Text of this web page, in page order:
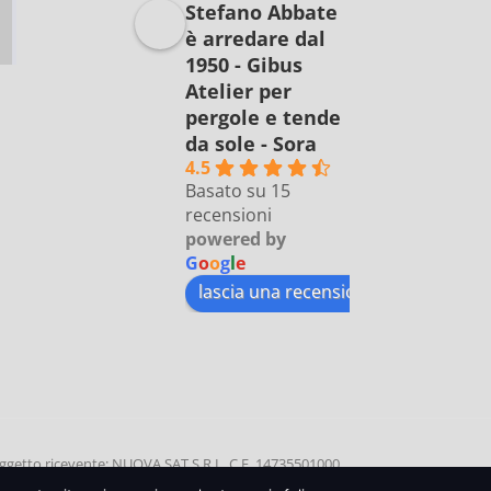
Stefano Abbate
è arredare dal
1950 - Gibus
Atelier per
pergole e tende
da sole - Sora
4.5
Basato su 15
recensioni
powered by
Google
lascia una recensione su
ricevente: NUOVA SAT S.R.L, C.F. 14735501000